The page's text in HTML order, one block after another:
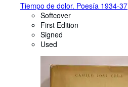
Tiempo de dolor. Poesía 1934-37
Softcover
First Edition
Signed
Used